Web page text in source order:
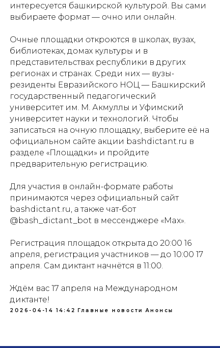
интересуется башкирской культурой. Вы сами
выбираете формат — очно или онлайн.
Очные площадки откроются в школах, вузах,
библиотеках, домах культуры и в
представительствах республики в других
регионах и странах. Среди них — вузы-
резиденты Евразийского НОЦ — Башкирский
государственный педагогический
университет им. М. Акмуллы и Уфимский
университет науки и технологий. Чтобы
записаться на очную площадку, выберите её на
официальном сайте акции bashdictant.ru в
разделе «Площадки» и пройдите
предварительную регистрацию.
Для участия в онлайн-формате работы
принимаются через официальный сайт
bashdictant.ru, а также чат-бот
@bash_dictant_bot в мессенджере «Max».
Регистрация площадок открыта до 20:00 16
апреля, регистрация участников — до 10:00 17
апреля. Сам диктант начнётся в 11:00.
Ждём вас 17 апреля на Международном
диктанте!
2026-04-14 14:42 Главные новости Анонсы